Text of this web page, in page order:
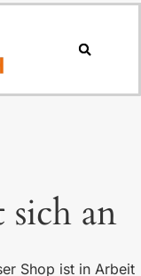
an
Shop ist in Arbeit